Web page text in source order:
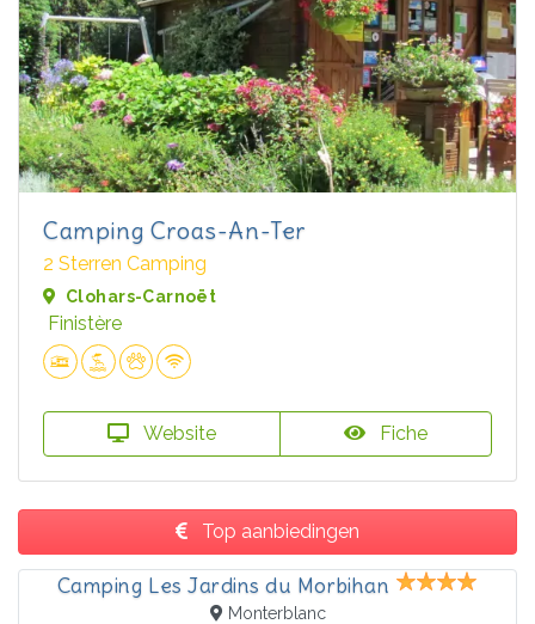
Camping Croas-An-Ter
2 Sterren Camping
Clohars-Carnoët
Finistère
Website Fiche
Top aanbiedingen
Camping Les Jardins du Morbihan
Monterblanc